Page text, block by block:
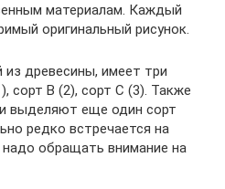
материалам. Каждый
оригинальный рисунок.
из древесины, имеет три
сорт В (2), сорт С (3). Также
выделяют еще один сорт
редко встречается на
обращать внимание на